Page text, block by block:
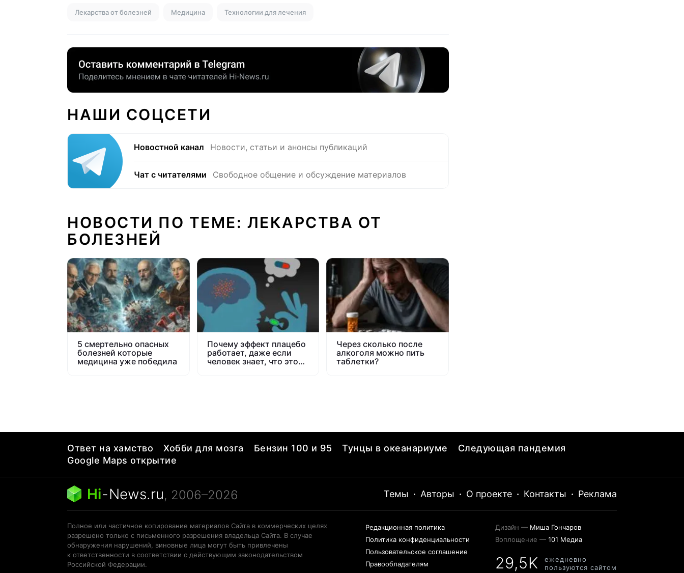
Лекарства от болезней Медицина Технологии для лечения
НАШИ СОЦСЕТИ
Новостной канал Новости, статьи и анонсы публикаций
Чат с читателями Свободное общение и обсуждение материалов
НОВОСТИ ПО ТЕМЕ: ЛЕКАРСТВА ОТ
БОЛЕЗНЕЙ
5 смертельно опасных
болезней которые
медицина уже победила
Почему эффект плацебо
работает, даже если
человек знает, что это
Через сколько после
алкоголя можно пить
таблетки?
Ответ на хамство Хобби для мозга Бензин 100 и 95 Тунцы в океанариуме
Следующая пандемия
Google Maps открытие
Hi-News.ru, 2006–2026 Темы · Авторы · О проекте · Контакты · Реклама
Полное или частичное копирование материалов Сайта в коммерческих целях
разрешено только с письменного разрешения владельца Сайта. В случае
обнаружения нарушений, виновные лица могут быть привлечены
к ответственности в соответствии с действующим законодательством
Российской Федерации.
Редакционная политика
Политика конфиденциальности
Пользовательское соглашение
Правообладателям
Дизайн — Миша Гончаров
Воплощение — 101 Медиа
29,5K
ежедневно
пользуются сайтом